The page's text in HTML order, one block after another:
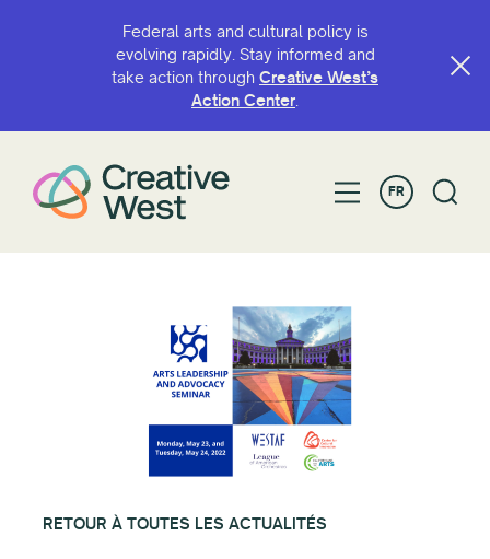
Federal arts and cultural policy is
evolving rapidly. Stay informed and
take action through Creative West’s
Action Center.
FR
RETOUR À TOUTES LES ACTUALITÉS